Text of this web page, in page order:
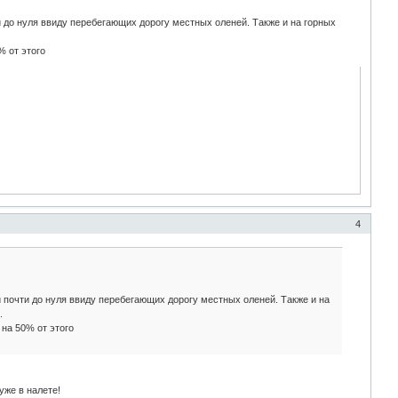
нуля ввиду перебегающих дорогу местных оленей. Также и на горных
от этого
4
до нуля ввиду перебегающих дорогу местных оленей. Также и на
50% от этого
в налете!